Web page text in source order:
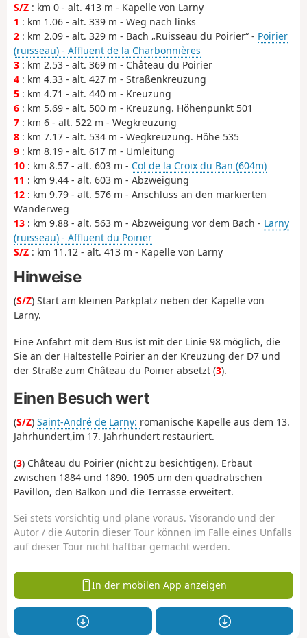
S/Z : km 0 - alt. 413 m - Kapelle von Larny
1 : km 1.06 - alt. 339 m - Weg nach links
2 : km 2.09 - alt. 329 m - Bach „Ruisseau du Poirier“ - Poirier
(ruisseau) - Affluent de la Charbonnières
3 : km 2.53 - alt. 369 m - Château du Poirier
4 : km 4.33 - alt. 427 m - Straßenkreuzung
5 : km 4.71 - alt. 440 m - Kreuzung
6 : km 5.69 - alt. 500 m - Kreuzung. Höhenpunkt 501
7 : km 6 - alt. 522 m - Wegkreuzung
8 : km 7.17 - alt. 534 m - Wegkreuzung. Höhe 535
9 : km 8.19 - alt. 617 m - Umleitung
10 : km 8.57 - alt. 603 m - Col de la Croix du Ban (604m)
11 : km 9.44 - alt. 603 m - Abzweigung
12 : km 9.79 - alt. 576 m - Anschluss an den markierten
Wanderweg
13 : km 9.88 - alt. 563 m - Abzweigung vor dem Bach - Larny
(ruisseau) - Affluent du Poirier
S/Z : km 11.12 - alt. 413 m - Kapelle von Larny
Hinweise
(S/Z) Start am kleinen Parkplatz neben der Kapelle von
Larny.
Eine Anfahrt mit dem Bus ist mit der Linie 98 möglich, die
Sie an der Haltestelle Poirier an der Kreuzung der D7 und
der Straße zum Château du Poirier absetzt (3).
Einen Besuch wert
(S/Z) Saint-André de Larny: romanische Kapelle aus dem 13.
Jahrhundert,im 17. Jahrhundert restauriert.
(3) Château du Poirier (nicht zu besichtigen). Erbaut
zwischen 1884 und 1890. 1905 um den quadratischen
Pavillon, den Balkon und die Terrasse erweitert.
Sei stets vorsichtig und plane voraus. Visorando und der
Autor / die Autorin dieser Tour können im Falle eines Unfalls
auf dieser Tour nicht haftbar gemacht werden.
In der mobilen App anzeigen